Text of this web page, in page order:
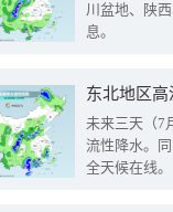
川盆地、陕
息。
东北地区
未来三天（7
流性降水。
全天候在线。